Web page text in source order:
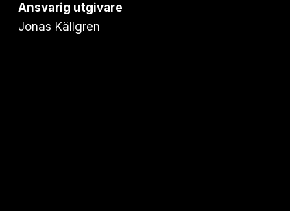
Ansvarig utgivare
Jonas Källgren